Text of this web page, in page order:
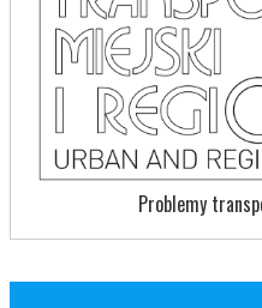
Problemy